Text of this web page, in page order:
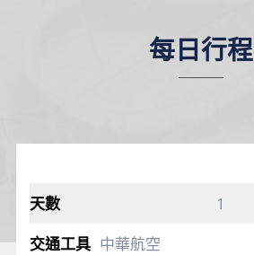
每日行程
1
中華航空